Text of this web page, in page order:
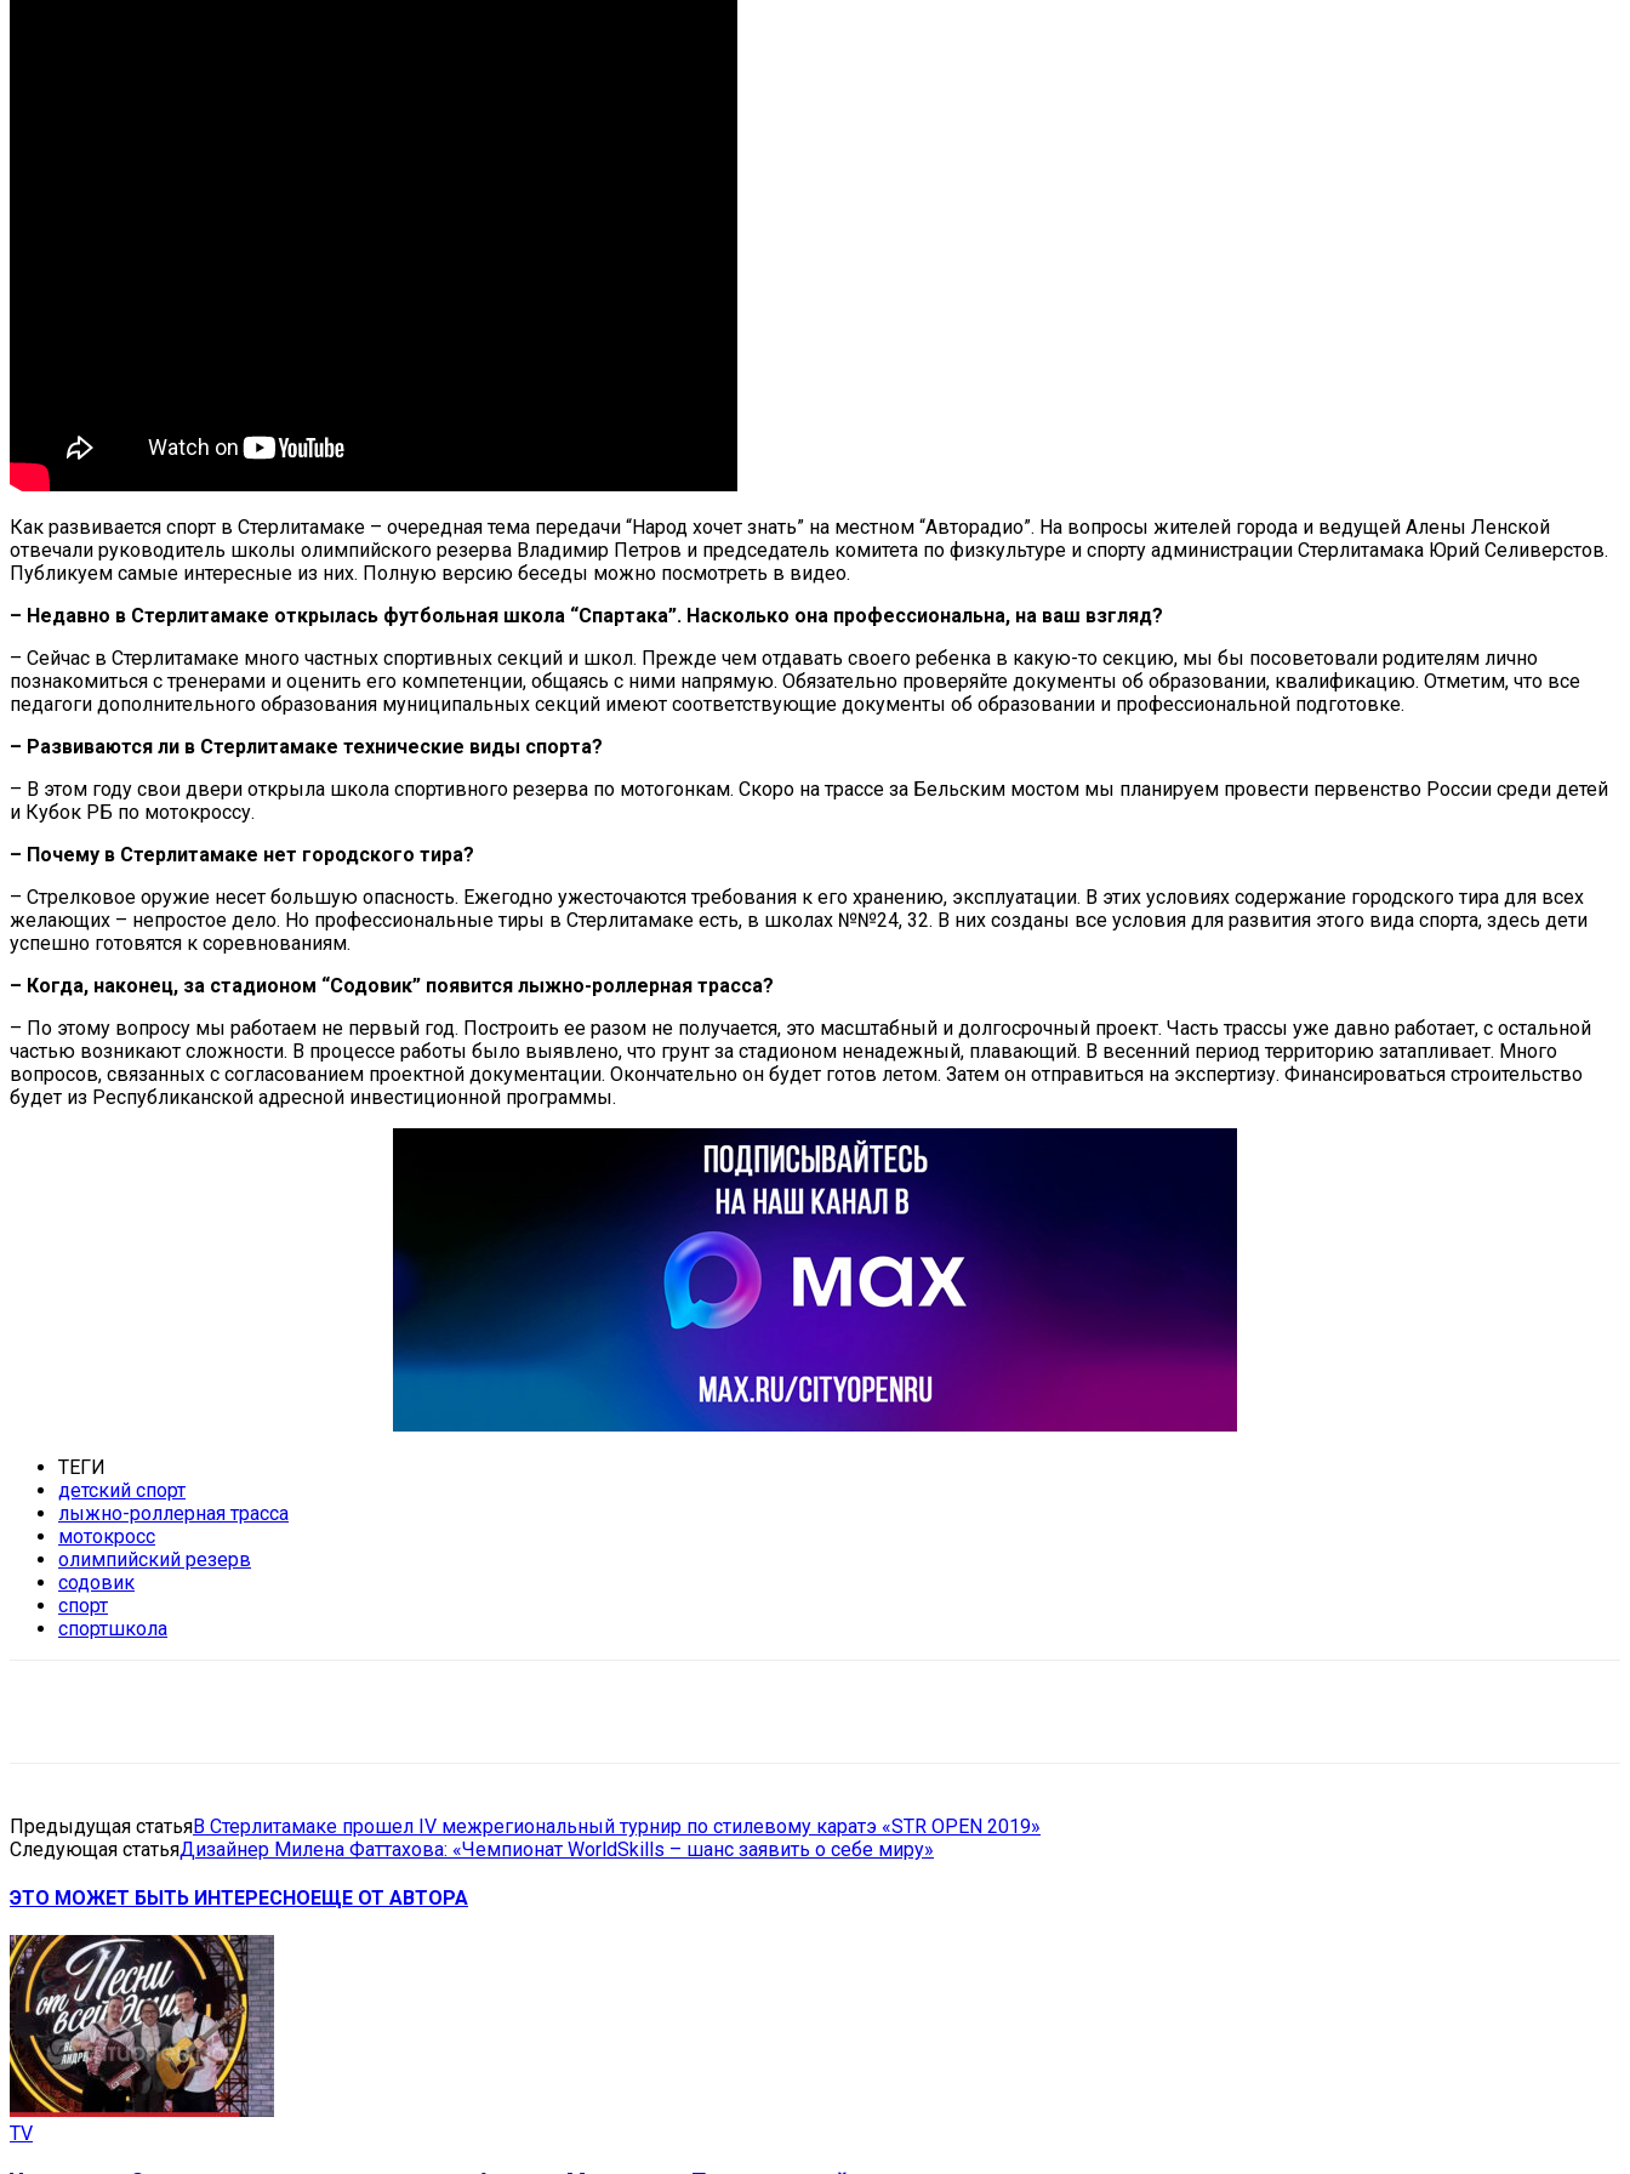
Как развивается спорт в Стерлитамаке – очередная тема передачи “Народ хочет знать” на местном “Авторадио”. На вопросы жителей города и ведущей Алены Ленской
отвечали руководитель школы олимпийского резерва Владимир Петров и председатель комитета по физкультуре и спорту администрации Стерлитамака Юрий Селиверстов.
Публикуем самые интересные из них. Полную версию беседы можно посмотреть в видео.
– Недавно в Стерлитамаке открылась футбольная школа “Спартака”. Насколько она профессиональна, на ваш взгляд?
– Сейчас в Стерлитамаке много частных спортивных секций и школ. Прежде чем отдавать своего ребенка в какую-то секцию, мы бы посоветовали родителям лично
познакомиться с тренерами и оценить его компетенции, общаясь с ними напрямую. Обязательно проверяйте документы об образовании, квалификацию. Отметим, что все
педагоги дополнительного образования муниципальных секций имеют соответствующие документы об образовании и профессиональной подготовке.
– Развиваются ли в Стерлитамаке технические виды спорта?
– В этом году свои двери открыла школа спортивного резерва по мотогонкам. Скоро на трассе за Бельским мостом мы планируем провести первенство России среди детей
и Кубок РБ по мотокроссу.
– Почему в Стерлитамаке нет городского тира?
– Стрелковое оружие несет большую опасность. Ежегодно ужесточаются требования к его хранению, эксплуатации. В этих условиях содержание городского тира для всех
желающих – непростое дело. Но профессиональные тиры в Стерлитамаке есть, в школах №№24, 32. В них созданы все условия для развития этого вида спорта, здесь дети
успешно готовятся к соревнованиям.
– Когда, наконец, за стадионом “Содовик” появится лыжно-роллерная трасса?
– По этому вопросу мы работаем не первый год. Построить ее разом не получается, это масштабный и долгосрочный проект. Часть трассы уже давно работает, с остальной
частью возникают сложности. В процессе работы было выявлено, что грунт за стадионом ненадежный, плавающий. В весенний период территорию затапливает. Много
вопросов, связанных с согласованием проектной документации. Окончательно он будет готов летом. Затем он отправиться на экспертизу. Финансироваться строительство
будет из Республиканской адресной инвестиционной программы.
ТЕГИ
детский спорт
лыжно-роллерная трасса
мотокросс
олимпийский резерв
содовик
спорт
спортшкола
Предыдущая статьяВ Стерлитамаке прошел IV межрегиональный турнир по стилевому каратэ «STR OPEN 2019»
Следующая статьяДизайнер Милена Фаттахова: «Чемпионат WorldSkills – шанс заявить о себе миру»
ЭТО МОЖЕТ БЫТЬ ИНТЕРЕСНОЕЩЕ ОТ АВТОРА
TV